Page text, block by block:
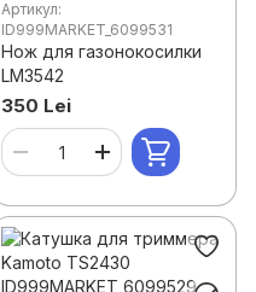
Артикул:
ID999MARKET_6099531
Нож для газонокосилки
LM3542
350 Lei